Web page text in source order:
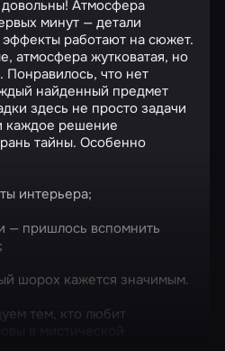
Атмосфера
минут — детали
работают на сюжет.
атмосфера жутковатая, но
что нет
найденный предмет
здесь не просто задачи
каждое решение
тайны. Особенно
интерьера;
— пришлось вспомнить
шорох кажется значимым.
тем, кто любит